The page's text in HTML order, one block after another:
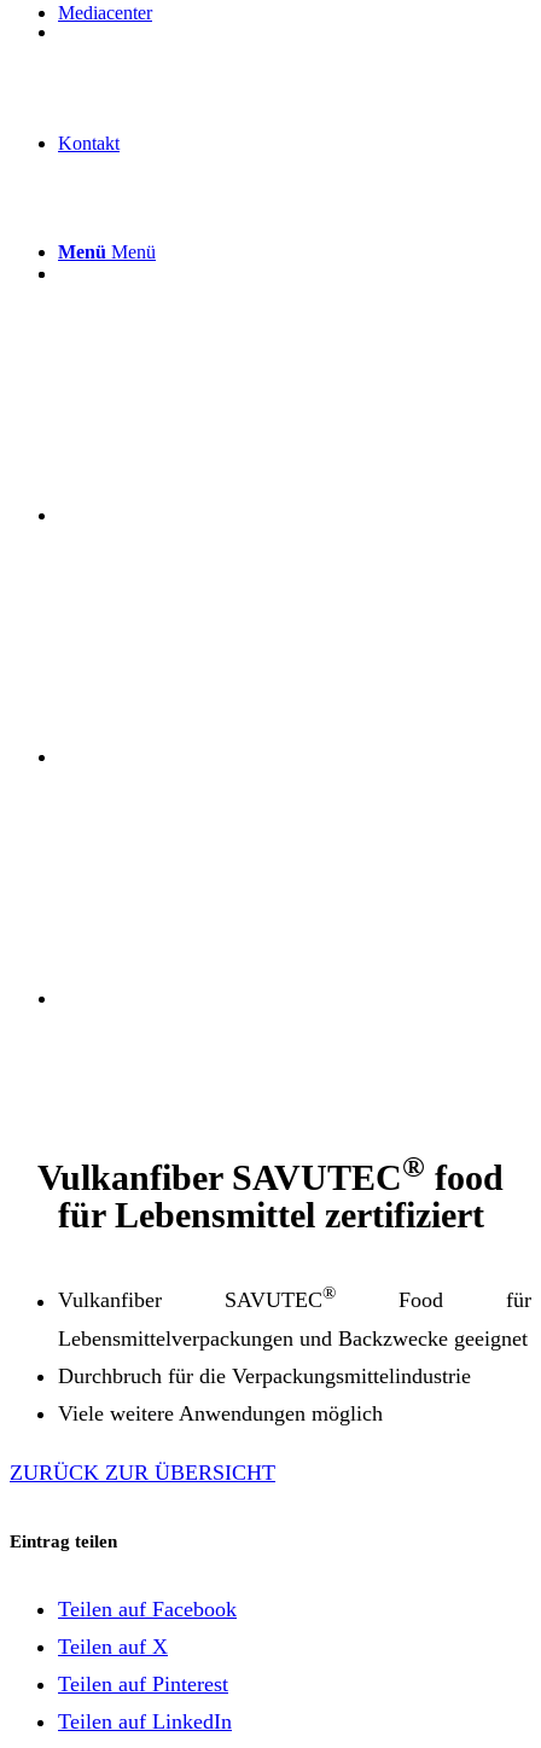
Mediacenter
Kontakt
Menü Menü
Vulkanfiber SAVUTEC® food
für Lebensmittel zertifiziert
Vulkanfiber SAVUTEC® Food für
Lebensmittelverpackungen und Backzwecke geeignet
Durchbruch für die Verpackungsmittelindustrie
Viele weitere Anwendungen möglich
ZURÜCK ZUR ÜBERSICHT
Eintrag teilen
Teilen auf Facebook
Teilen auf X
Teilen auf Pinterest
Teilen auf LinkedIn